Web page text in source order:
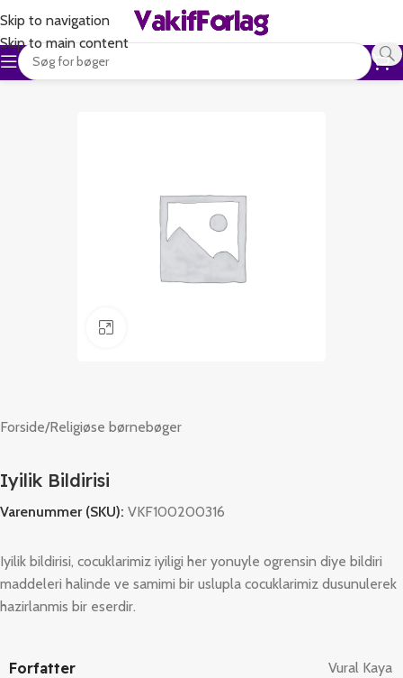
Skip to navigation
Skip to main content
Forside/Religiøse børnebøger
Iyilik Bildirisi
Varenummer (SKU): VKF100200316
Iyilik bildirisi, cocuklarimiz iyiligi her yonuyle ogrensin diye bildiri
maddeleri halinde ve samimi bir uslupla cocuklarimiz dusunulerek
hazirlanmis bir eserdir.
Forfatter Vural Kaya